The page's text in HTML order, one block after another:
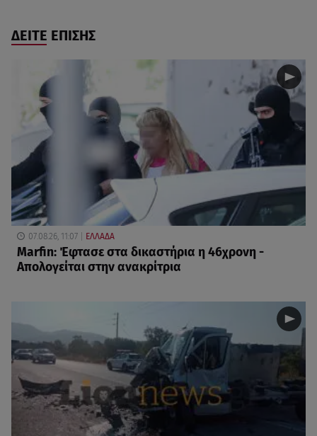
ΔΕΙΤΕ ΕΠΙΣΗΣ
07.08.26, 11:07 ΕΛΛΑΔΑ
Marfin: Έφτασε στα δικαστήρια η 46χρονη -
Απολογείται στην ανακρίτρια